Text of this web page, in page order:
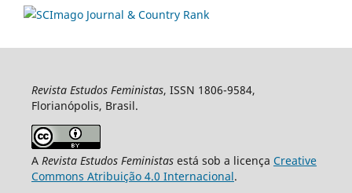
Revista Estudos Feministas, ISSN 1806-9584,
Florianópolis, Brasil.
A Revista Estudos Feministasestá sob a licença Creative
Commons Atribuição 4.0 Internacional.